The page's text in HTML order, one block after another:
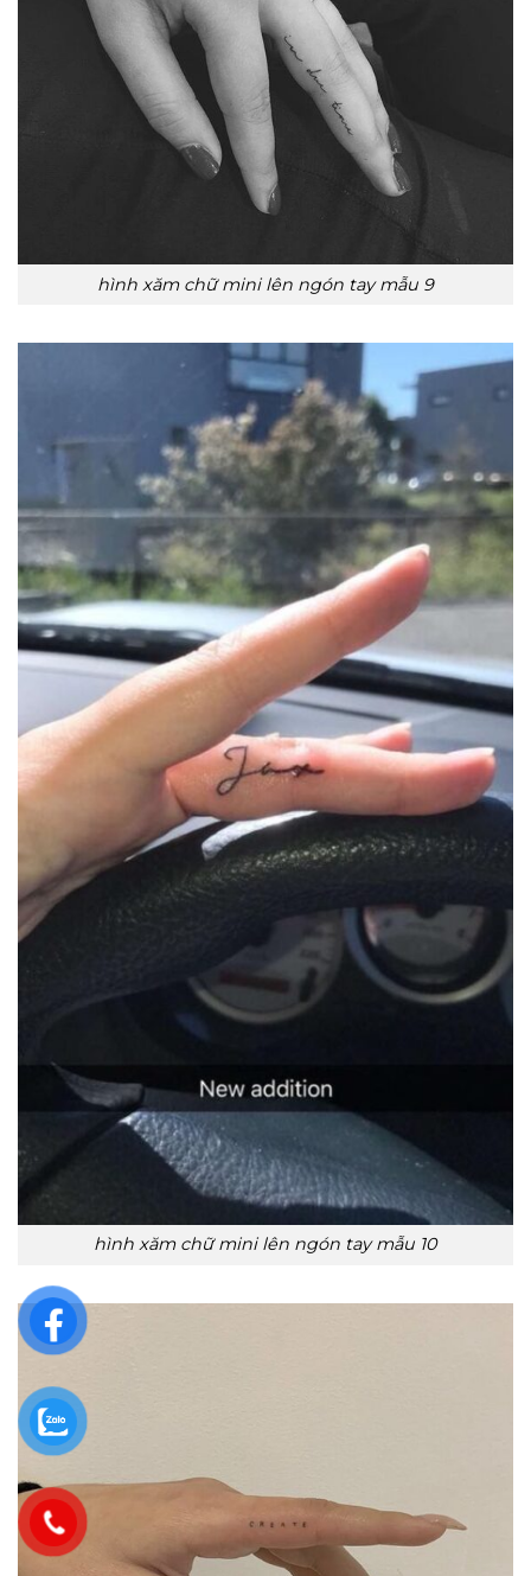
hình xăm chữ mini lên ngón tay mẫu 9
hình xăm chữ mini lên ngón tay mẫu 10